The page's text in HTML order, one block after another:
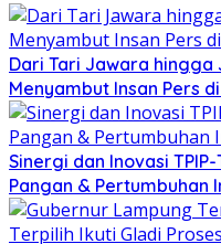
Dari Tari Jawara hingga
Menyambut Insan Pers
Sinergi dan Inovasi
Pangan & Pertumbuhan